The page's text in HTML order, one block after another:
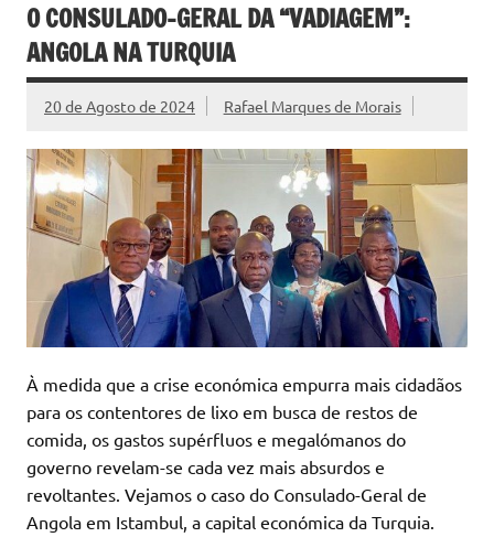
O CONSULADO-GERAL DA “VADIAGEM”:
ANGOLA NA TURQUIA
20 de Agosto de 2024 Rafael Marques de Morais
À medida que a crise económica empurra mais cidadãos
para os contentores de lixo em busca de restos de
comida, os gastos supérfluos e megalómanos do
governo revelam-se cada vez mais absurdos e
revoltantes. Vejamos o caso do Consulado-Geral de
Angola em Istambul, a capital económica da Turquia.